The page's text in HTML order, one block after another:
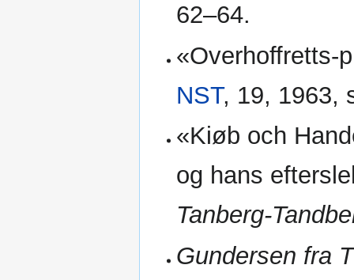
62–64.
«Overhoffretts-
NST, 19, 1963,
«Kiøb och
og hans
Tanberg-
Gundersen fra